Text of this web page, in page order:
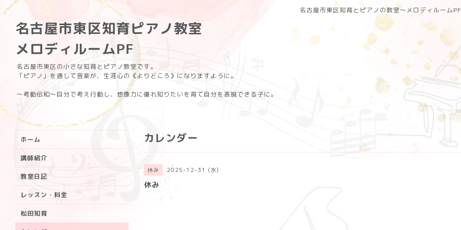
名古屋市東区知育とピアノの教室〜メロディルーム
名古屋市東区知育ピアノ教室
メロディルームPF
名古屋市東区の小さな知育とピアノ教室です。
「ピアノ」を通して音楽が、生涯心の《よりどころ》になりますように。
〜考動伝和〜自分で考え行動し、想像力に優れ知りたいを育て自分を表現できる子に。
カレンダー
休み 2025-12-31 (水)
休み
ホーム
講師紹介
教室日記
レッスン・料金
松田知育